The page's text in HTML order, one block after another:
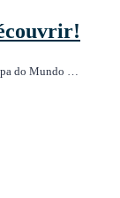
do Mundo …